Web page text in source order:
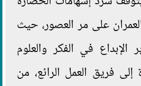
على مر العصور، حيث
في الفكر والعلوم
إلى فريق العمل الرائع، من